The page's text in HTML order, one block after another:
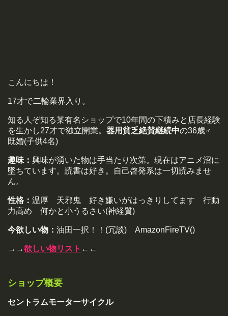
こんにちは！
17才で二輪業界入り。
知る人ぞ知る某有名ショップで10年間の下積みと店長経験
を生かし27才で独立開業。 器用貧乏絶賛継続中の36歳♂
既婚(子供4名)
趣味： 興味が湧いた物は手当たり次第。現在はアニメ沼に
墜ちています。読書は好き。自己啓発系は一切読みませ
ん。
性格： 温厚 天邪鬼 好き嫌いがはっきりしてます 行動
力高め 何かと小うるさい(神経質)
今欲しい物： 油田一択！！(冗談) AmazonFireTV()
→→欲しい物リスト ←←
ショップ概要
セントラムモーターサイクル